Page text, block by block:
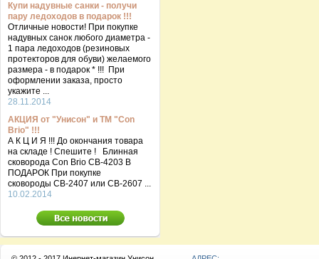
Купи надувные санки - получи
пару ледоходов в подарок !!!
Отличные новости! При покупке
надувных санок любого диаметра -
1 пара ледоходов (резиновых
протекторов для обуви) желаемого
размера - в подарок * !!! При
оформлении заказа, просто
укажите ...
28.11.2014
АКЦИЯ от "Унисон" и ТМ "Con
Brio" !!!
А К Ц И Я !!! До окончания товара
на складе ! Спешите ! Блинная
сковорода Con Brio CB-4203 В
ПОДАРОК При покупке
сковороды СВ-2407 или СВ-2607 ...
10.02.2014